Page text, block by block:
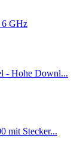
6 GHz
- Hohe Downl...
mit Stecker...